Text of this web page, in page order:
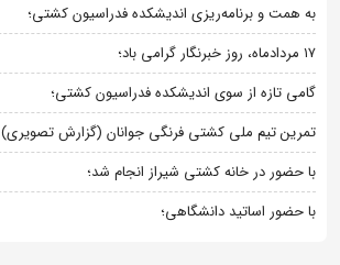
به همت و برنامه‌ریزی اندیشکده فدراسیون کشتی؛
۱۷ مردادماه، روز خبرنگار گرامی باد؛
گامی تازه از سوی اندیشکده فدراسیون کشتی؛
تمرین تیم ملی کشتی فرنگی جوانان (گزارش تصویری)
با حضور در خانه کشتی شیراز انجام شد؛
با حضور اساتید دانشگاهی؛